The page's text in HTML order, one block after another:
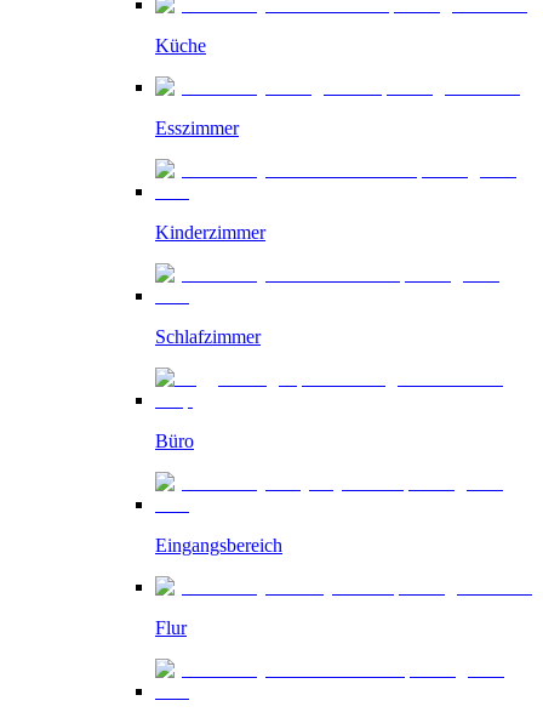
Küche
Esszimmer
Kinderzimmer
Schlafzimmer
Büro
Eingangsbereich
Flur